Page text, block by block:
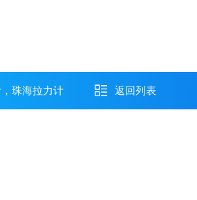
珠海拉力计 返回列表